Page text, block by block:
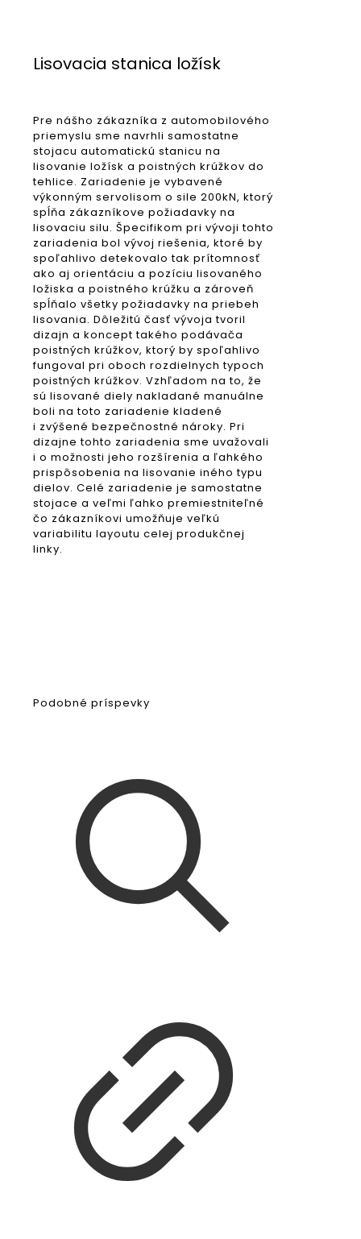
Lisovacia stanica ložísk
Pre nášho zákazníka z automobilového
priemyslu sme navrhli samostatne
stojacu automatickú stanicu na
lisovanie ložísk a poistných krúžkov do
tehlice. Zariadenie je vybavené
výkonným servolisom o sile 200kN, ktorý
spĺňa zákazníkove požiadavky na
lisovaciu silu. Špecifikom pri vývoji tohto
zariadenia bol vývoj riešenia, ktoré by
spoľahlivo detekovalo tak prítomnosť
ako aj orientáciu a pozíciu lisovaného
ložiska a poistného krúžku a zároveň
spĺňalo všetky požiadavky na priebeh
lisovania. Dôležitú časť vývoja tvoril
dizajn a koncept takého podávača
poistných krúžkov, ktorý by spoľahlivo
fungoval pri oboch rozdielnych typoch
poistných krúžkov. Vzhľadom na to, že
sú lisované diely nakladané manuálne
boli na toto zariadenie kladené
i zvýšené bezpečnostné nároky. Pri
dizajne tohto zariadenia sme uvažovali
i o možnosti jeho rozšírenia a ľahkého
prispôsobenia na lisovanie iného typu
dielov. Celé zariadenie je samostatne
stojace a veľmi ľahko premiestniteľné
čo zákazníkovi umožňuje veľkú
variabilitu layoutu celej produkčnej
linky.
Podobné príspevky